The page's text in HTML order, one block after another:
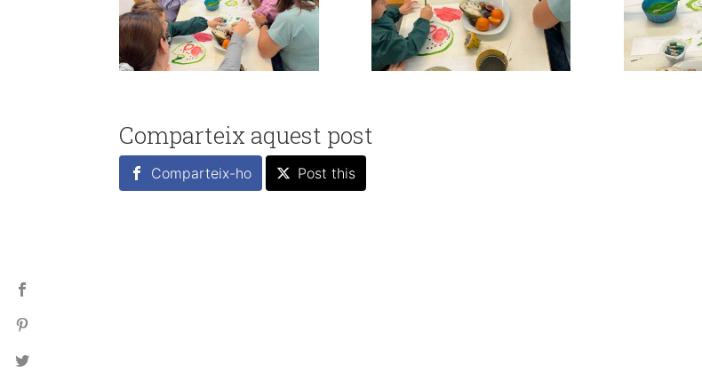
Comparteix aquest post
Comparteix-ho Post this